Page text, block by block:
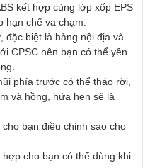
kết hợp cùng lớp xốp EPS
hạn chế va chạm.
đặc biệt là hàng nội địa và
CPSC nên bạn có thể yên
phía trước có thể tháo rời,
và hồng, hứa hẹn sẽ là
bạn điều chỉnh sao cho
cho bạn có thể dùng khi